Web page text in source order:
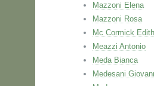
Mazzoni Elena
Mazzoni Rosa
Mc Cormick Edith
Meazzi Antonio
Meda Bianca
Medesani